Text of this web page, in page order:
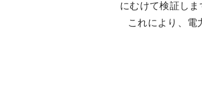
にむけて検証しま
これにより、電